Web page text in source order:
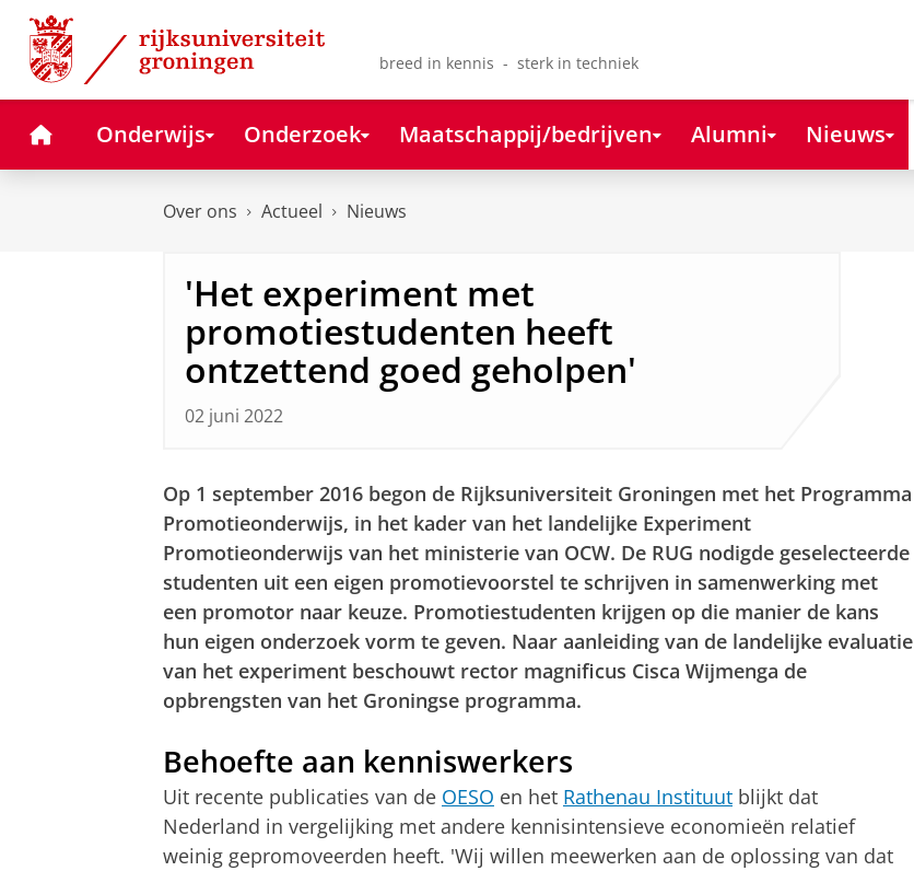
Skip
Content
Skip
Navigation
breed in kennis - sterk in techniek
HomeOnderwijs Onderzoek Maatschappij/bedrijven Alumni Nieuws
Over ons Actueel Nieuws
'Het experiment met
promotiestudenten heeft
ontzettend goed geholpen'
02 juni 2022
Op 1 september 2016 begon de Rijksuniversiteit Groningen met het Programma
Promotieonderwijs, in het kader van het landelijke Experiment
Promotieonderwijs van het ministerie van OCW. De RUG nodigde geselecteerde
studenten uit een eigen promotievoorstel te schrijven in samenwerking met
een promotor naar keuze. Promotiestudenten krijgen op die manier de kans
hun eigen onderzoek vorm te geven. Naar aanleiding van de landelijke evaluatie
van het experiment beschouwt rector magnificus Cisca Wijmenga de
opbrengsten van het Groningse programma.
Behoefte aan kenniswerkers
Uit recente publicaties van de OESO en het Rathenau Instituut blijkt dat
Nederland in vergelijking met andere kennisintensieve economieën relatief
weinig gepromoveerden heeft. 'Wij willen meewerken aan de oplossing van dat